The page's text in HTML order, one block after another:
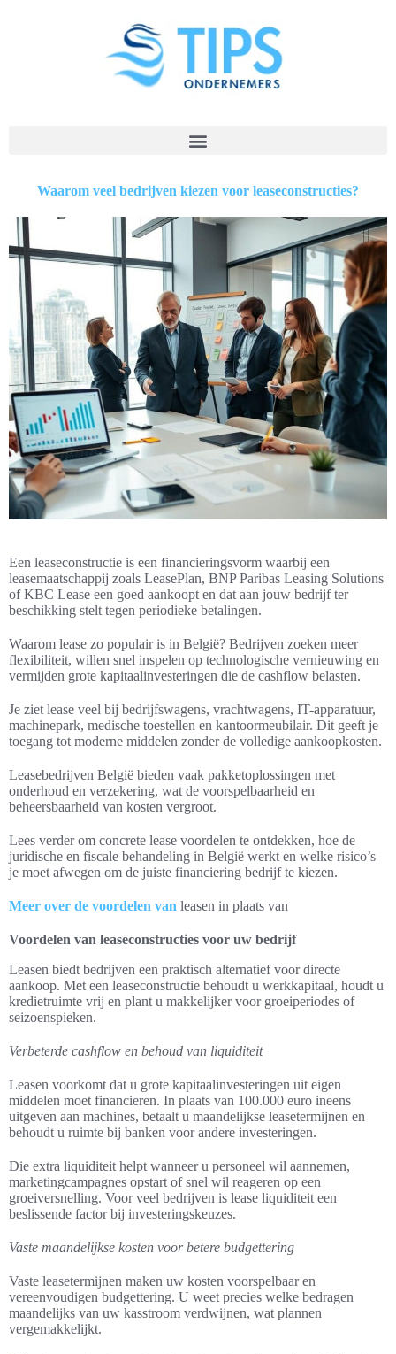
Waarom veel bedrijven kiezen voor leaseconstructies?
Een leaseconstructie is een financieringsvorm waarbij een
leasemaatschappij zoals LeasePlan, BNP Paribas Leasing Solutions
of KBC Lease een goed aankoopt en dat aan jouw bedrijf ter
beschikking stelt tegen periodieke betalingen.
Waarom lease zo populair is in België? Bedrijven zoeken meer
flexibiliteit, willen snel inspelen op technologische vernieuwing en
vermijden grote kapitaalinvesteringen die de cashflow belasten.
Je ziet lease veel bij bedrijfswagens, vrachtwagens, IT-apparatuur,
machinepark, medische toestellen en kantoormeubilair. Dit geeft je
toegang tot moderne middelen zonder de volledige aankoopkosten.
Leasebedrijven België bieden vaak pakketoplossingen met
onderhoud en verzekering, wat de voorspelbaarheid en
beheersbaarheid van kosten vergroot.
Lees verder om concrete lease voordelen te ontdekken, hoe de
juridische en fiscale behandeling in België werkt en welke risico’s
je moet afwegen om de juiste financiering bedrijf te kiezen.
Meer over de voordelen van leasen in plaats van
Voordelen van leaseconstructies voor uw bedrijf
Leasen biedt bedrijven een praktisch alternatief voor directe
aankoop. Met een leaseconstructie behoudt u werkkapitaal, houdt u
kredietruimte vrij en plant u makkelijker voor groeiperiodes of
seizoenspieken.
Verbeterde cashflow en behoud van liquiditeit
Leasen voorkomt dat u grote kapitaalinvesteringen uit eigen
middelen moet financieren. In plaats van 100.000 euro ineens
uitgeven aan machines, betaalt u maandelijkse leasetermijnen en
behoudt u ruimte bij banken voor andere investeringen.
Die extra liquiditeit helpt wanneer u personeel wil aannemen,
marketingcampagnes opstart of snel wil reageren op een
groeiversnelling. Voor veel bedrijven is lease liquiditeit een
beslissende factor bij investeringskeuzes.
Vaste maandelijkse kosten voor betere budgettering
Vaste leasetermijnen maken uw kosten voorspelbaar en
vereenvoudigen budgettering. U weet precies welke bedragen
maandelijks van uw kasstroom verdwijnen, wat plannen
vergemakkelijkt.